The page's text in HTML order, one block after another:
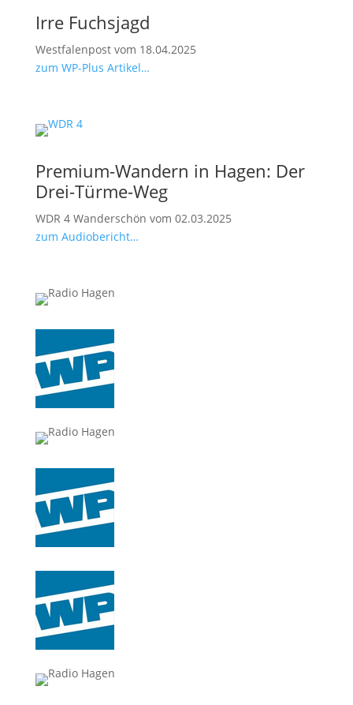
Irre Fuchsjagd
Westfalenpost vom 18.04.2025
zum WP-Plus Artikel…
Premium-Wandern in Hagen: Der
Drei-Türme-Weg
WDR 4 Wanderschön vom 02.03.2025
zum Audiobericht…